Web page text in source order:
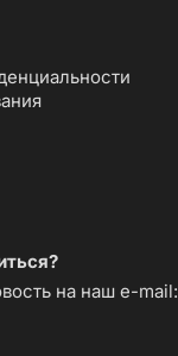
на наш e-mail: